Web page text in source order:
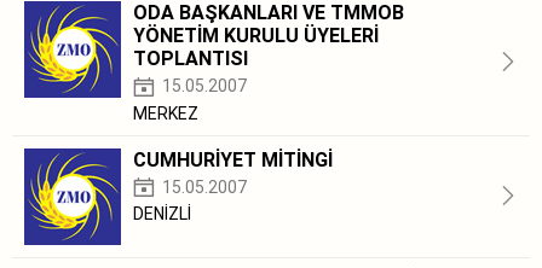
ODA BAŞKANLARI VE TMMOB
YÖNETİM KURULU ÜYELERİ
TOPLANTISI
15.05.2007
MERKEZ
CUMHURİYET MİTİNGİ
15.05.2007
DENİZLİ